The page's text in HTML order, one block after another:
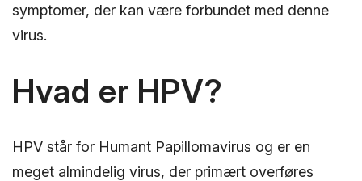
symptomer, der kan være forbundet med denne
virus.
Hvad er HPV?
HPV står for Humant Papillomavirus og er en
meget almindelig virus, der primært overføres